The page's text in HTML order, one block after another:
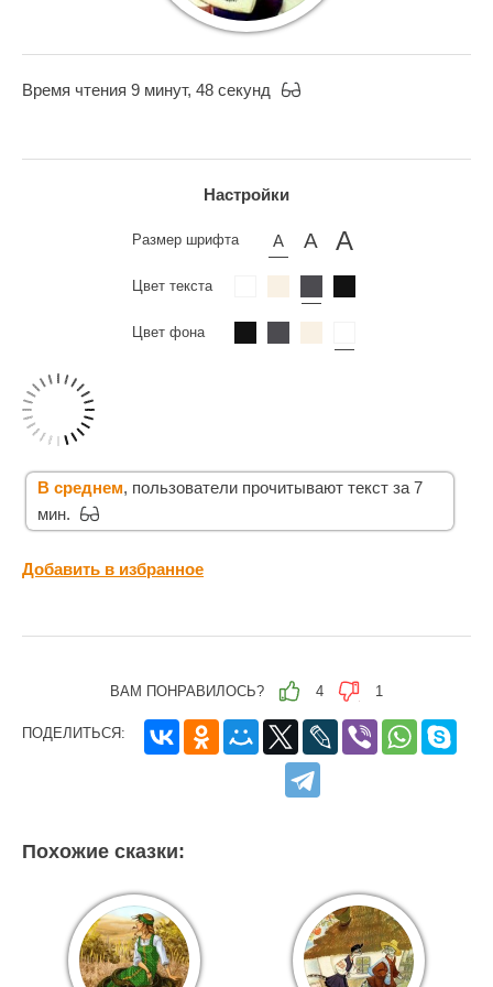
Время чтения 9 минут, 48 секунд
Настройки
Размер шрифта
Цвет текста
Цвет фона
В среднем, пользователи прочитывают текст за 7
мин.
Добавить в избранное
ВАМ ПОНРАВИЛОСЬ? 4 1
ПОДЕЛИТЬСЯ:
Похожие сказки: